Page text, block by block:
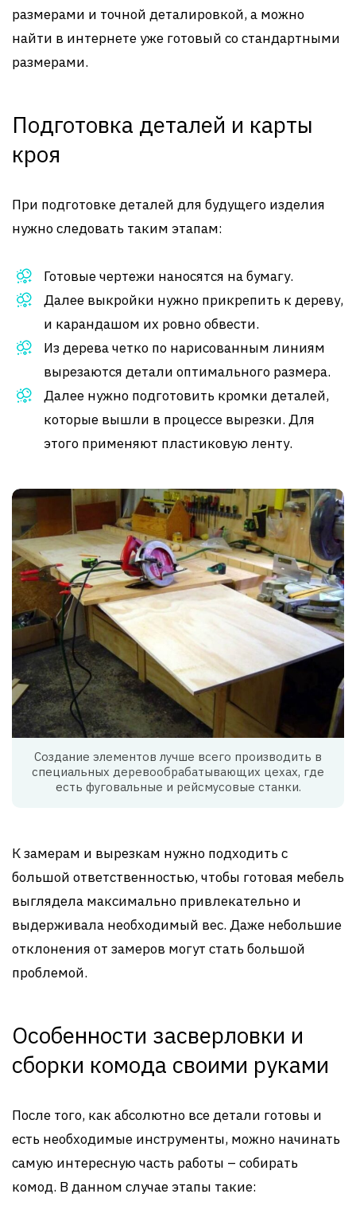
размерами и точной деталировкой, а можно
найти в интернете уже готовый со стандартными
размерами.
Подготовка деталей и карты
кроя
При подготовке деталей для будущего изделия
нужно следовать таким этапам:
Готовые чертежи наносятся на бумагу.
Далее выкройки нужно прикрепить к дереву,
и карандашом их ровно обвести.
Из дерева четко по нарисованным линиям
вырезаются детали оптимального размера.
Далее нужно подготовить кромки деталей,
которые вышли в процессе вырезки. Для
этого применяют пластиковую ленту.
Создание элементов лучше всего производить в
специальных деревообрабатывающих цехах, где
есть фуговальные и рейсмусовые станки.
К замерам и вырезкам нужно подходить с
большой ответственностью, чтобы готовая мебель
выглядела максимально привлекательно и
выдерживала необходимый вес. Даже небольшие
отклонения от замеров могут стать большой
проблемой.
Особенности засверловки и
сборки комода своими руками
После того, как абсолютно все детали готовы и
есть необходимые инструменты, можно начинать
самую интересную часть работы – собирать
комод. В данном случае этапы такие: